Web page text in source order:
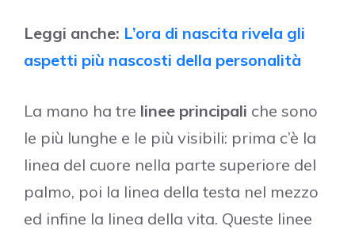
Leggi anche: L’ora di nascita rivela gli
aspetti più nascosti della personalità
La mano ha tre linee principali che sono
le più lunghe e le più visibili: prima c’è la
linea del cuore nella parte superiore del
palmo, poi la linea della testa nel mezzo
ed infine la linea della vita. Queste linee